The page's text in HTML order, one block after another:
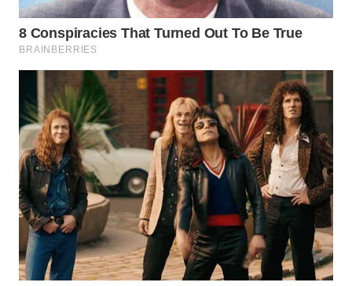
WN
BEKASI
BOGOR
WN
DEPOK
WN
TAPANULI
UTARA
WN